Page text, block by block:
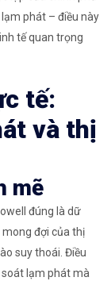
phát – điều này
tế quan trọng
tế:
và thị
mẽ
đúng là dữ
mong đợi của thị
suy thoái. Điều
soát lạm phát mà